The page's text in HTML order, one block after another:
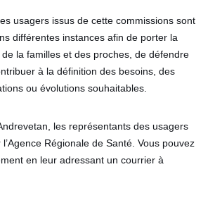
usagers issus de cette commissions sont
différentes instances afin de porter la
la familles et des proches, de défendre
à la définition des besoins, des
ou évolutions souhaitables.
les représentants des usagers
Régionale de Santé. Vous pouvez
en leur adressant un courrier à